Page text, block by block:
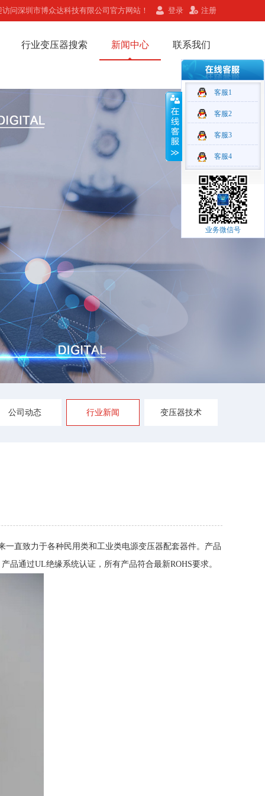
访问深圳市博众达科技有限公司官方网站！ 登录 注册
行业变压器搜索 新闻中心 联系我们
变压器技术
行业新闻
公司动态
一直致力于各种民用类和工业类电源变压器配套器件。产品
通过UL绝缘系统认证，所有产品符合最新ROHS要求。
客服1
客服2
客服3
客服4
业务微信号